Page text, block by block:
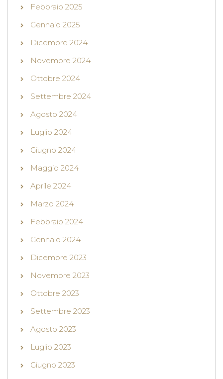
Febbraio 2025
Gennaio 2025
Dicembre 2024
Novembre 2024
Ottobre 2024
Settembre 2024
Agosto 2024
Luglio 2024
Giugno 2024
Maggio 2024
Aprile 2024
Marzo 2024
Febbraio 2024
Gennaio 2024
Dicembre 2023
Novembre 2023
Ottobre 2023
Settembre 2023
Agosto 2023
Luglio 2023
Giugno 2023